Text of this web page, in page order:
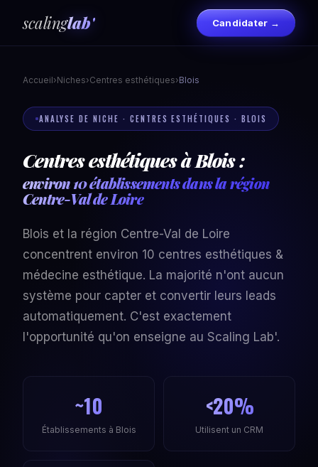
scalinglab' Candidater →
Accueil›Niches›Centres esthétiques›Blois
ANALYSE DE NICHE · CENTRES ESTHÉTIQUES · BLOIS
Centres esthétiques à Blois :
environ 10 établissements dans la région
Centre-Val de Loire
Blois et la région Centre-Val de Loire
concentrent environ 10 centres esthétiques &
médecine esthétique. La majorité n'ont aucun
système pour capter et convertir leurs leads
automatiquement. C'est exactement
l'opportunité qu'on enseigne au Scaling Lab'.
~10
Établissements à Blois
<20%
Utilisent un CRM